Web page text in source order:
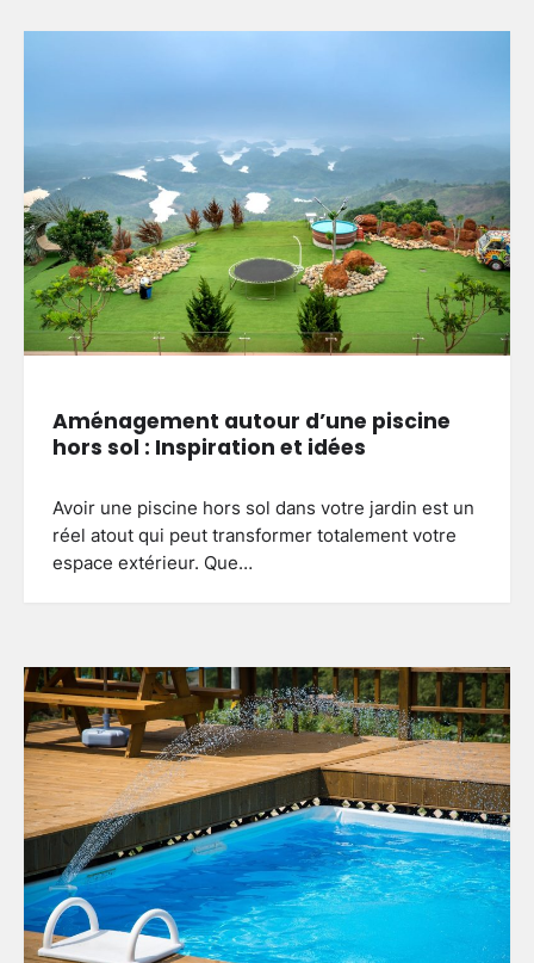
Aménagement autour d’une piscine
hors sol : Inspiration et idées
Avoir une piscine hors sol dans votre jardin est un
réel atout qui peut transformer totalement votre
espace extérieur. Que…